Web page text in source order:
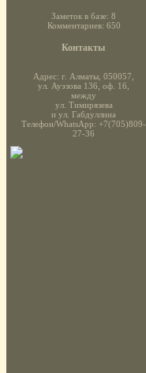
Заметок в базе: 8
Комментариев: 650
Контакты
Адрес: г. Алматы, 050057,
ул. Ауэзова 136, оф. 16,
между
ул. Тимирязева
и ул. Габдуллина
Телефон/WhatsApp: +7(705)809-
27-36